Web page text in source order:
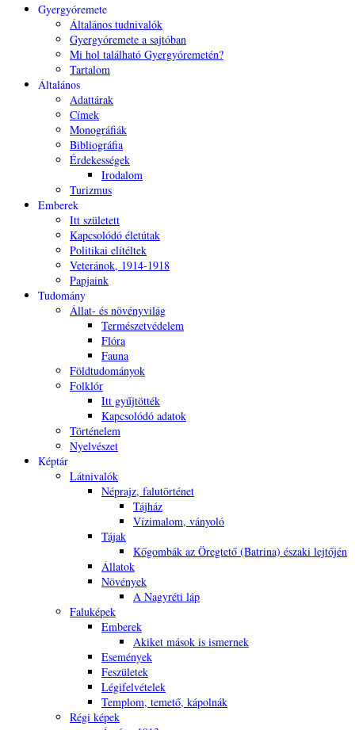
Gyergyóremete
Általános tudnivalók
Gyergyóremete a sajtóban
Mi hol található Gyergyóremetén?
Tartalom
Általános
Adattárak
Címek
Monográfiák
Bibliográfia
Érdekességek
Irodalom
Turizmus
Emberek
Itt született
Kapcsolódó életútak
Politikai elítéltek
Veteránok, 1914-1918
Papjaink
Tudomány
Állat- és növényvilág
Természetvédelem
Flóra
Fauna
Földtudományok
Folklór
Itt gyűjtötték
Kapcsolódó adatok
Történelem
Nyelvészet
Képtár
Látnivalók
Néprajz, falutörténet
Tájház
Vízimalom, ványoló
Tájak
Kőgombák az Öregtető (Batrina) északi lejtőjén
Állatok
Növények
A Nagyréti láp
Faluképek
Emberek
Akiket mások is ismernek
Események
Feszületek
Légifelvételek
Templom, temető, kápolnák
Régi képek